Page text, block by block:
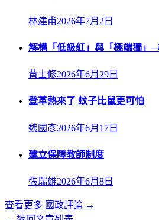
林建甫2026年7月2日
解構「低級紅」與「極端獨」
黃士修2026年6月29日
登革熱來了 蚊子比鼠更可怕
魏國彥2026年6月17日
建立保障教師制度
張瑞雄2026年6月8日
查看更多 國政評論 →